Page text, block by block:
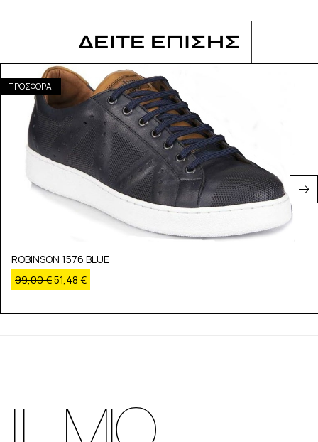
ΔΕΙΤΕ ΕΠΙΣΗΣ
ΠΡΟΣΦΟΡΑ!
ROBINSON 1576 BLUE
99,00€51,48 €